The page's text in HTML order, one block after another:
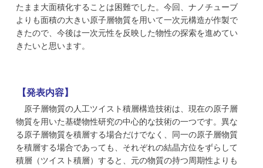
たまま大面積化することは困難でした。今回、ナノチューブ
よりも面積の大きい原子層物質を用いて一次元構造が作製で
きたので、今後は一次元性を反映した物性の探索を進めてい
きたいと思います。
【発表内容】
原子層物質の人工ツイスト積層構造技術は、現在の原子層
物質を用いた基礎物性研究の中心的な技術の一つです。異な
る原子層物質を積層する場合だけでなく、同一の原子層物質
を積層する場合であっても、それぞれの結晶方位をずらして
積層（ツイスト積層）すると、元の物質の持つ周期性よりも